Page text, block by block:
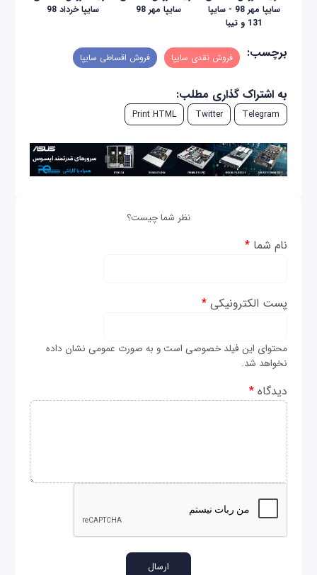
سایپا مهر 98 - سایپا
131 و تیبا
سایپا مهر 98
سایپا خرداد 98
برچسب: فروش نقدی سایپا فروش اقساطی سایپا
به اشتراک گذاری مطلب:
Telegram
Twitter
Print HTML
نظر شما چیست؟
نام شما*
پست الکترونیکی*
محتوای این فیلد خصوصی است و به صورت عمومی نشان داده
نخواهد شد.
دیدگاه*